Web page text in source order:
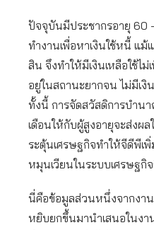
ปัจจุบันมีประชากรอายุ 60
ทำงานเพื่อหาเงินใช้หนี้ แ
สิน จึงทำให้มีเงินเหลือใช้ไ
อยู่ในสถานะยากจน ไม่มีเ
ทั้งนี้ การจัดสวัสดิการบำ
เดือนให้กับผู้สูงอายุจะส่งผ
ระตุ้นเศรษฐกิจทำให้จีดีพีเ
หมุนเวียนในระบบเศรษฐกิ
นี่คือข้อมูลส่วนหนึ่งจากงา
หยิบยกขึ้นมานำเสนอในงา